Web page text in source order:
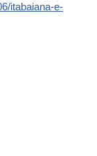
itabaiana-e-